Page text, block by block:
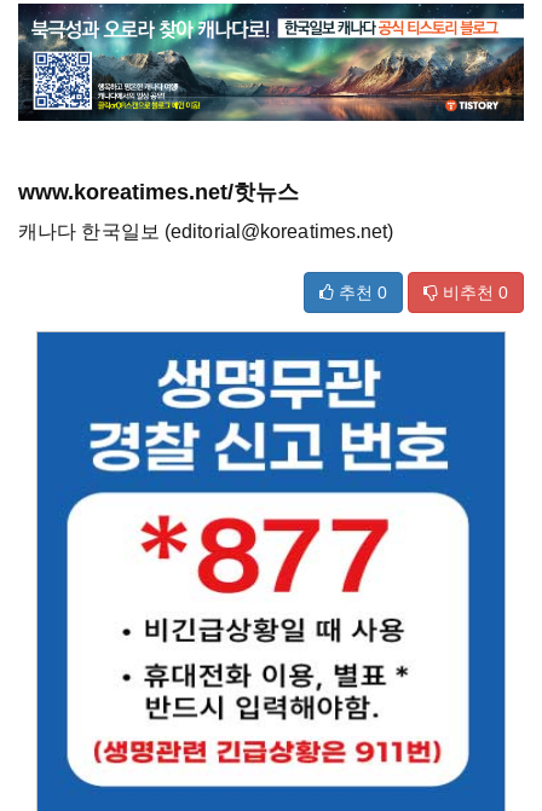
www.koreatimes.net/핫뉴스
캐나다 한국일보 (editorial@koreatimes.net)
추천 0 비추천 0